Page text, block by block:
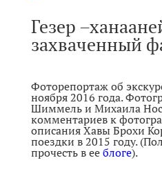
Гезер
захваченный
Фоторепортаж об
ноября 2016 года.
Шиммель и Михаила
комментариев к
описания Хавы Брохи
поездки в 2015 году.
прочесть в ееблоге).